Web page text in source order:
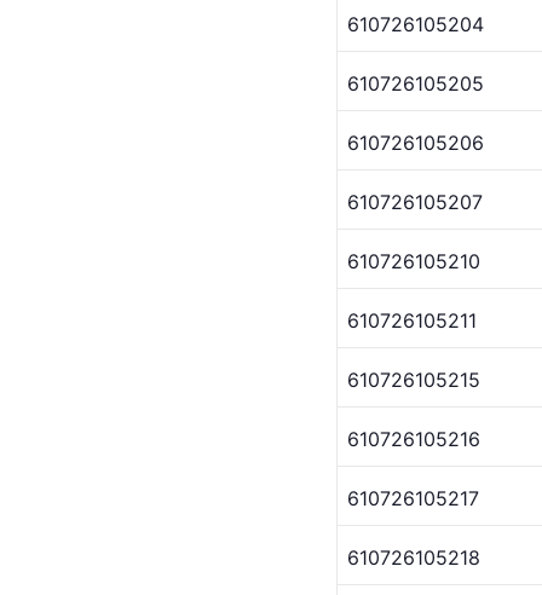
610726105204
610726105205
610726105206
610726105207
610726105210
610726105211
610726105215
610726105216
610726105217
610726105218